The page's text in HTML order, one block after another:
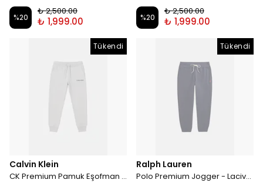
%20
₺ 2,500.00
₺ 1,999.00 %20
₺ 2,500.00
₺ 1,999.00
Tükendi
Calvin Klein
CK Premium Pamuk Eşofman Altı - Gri
Tükendi
Ralph Lauren
Polo Premium Jogger - Lacivert